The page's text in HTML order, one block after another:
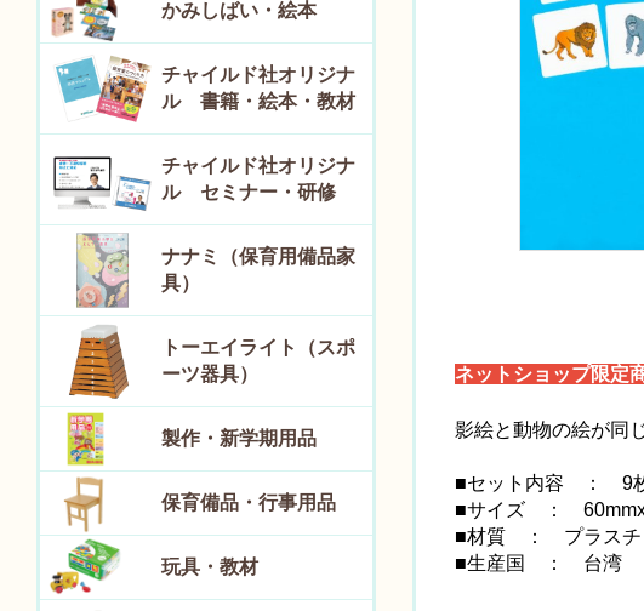
ネットショップ限定
影絵と動物の絵が同
■セット内容 ： 9
■サイズ ：
■材質 ： プラスチ
■生産国 ： 台湾
かみしばい・絵本
チャイルド社オリジナ
ル 書籍・絵本・教材
チャイルド社オリジナ
ル セミナー・研修
ナナミ（保育用備品家
具）
トーエイライト（スポ
ーツ器具）
製作・新学期用品
保育備品・行事用品
玩具・教材